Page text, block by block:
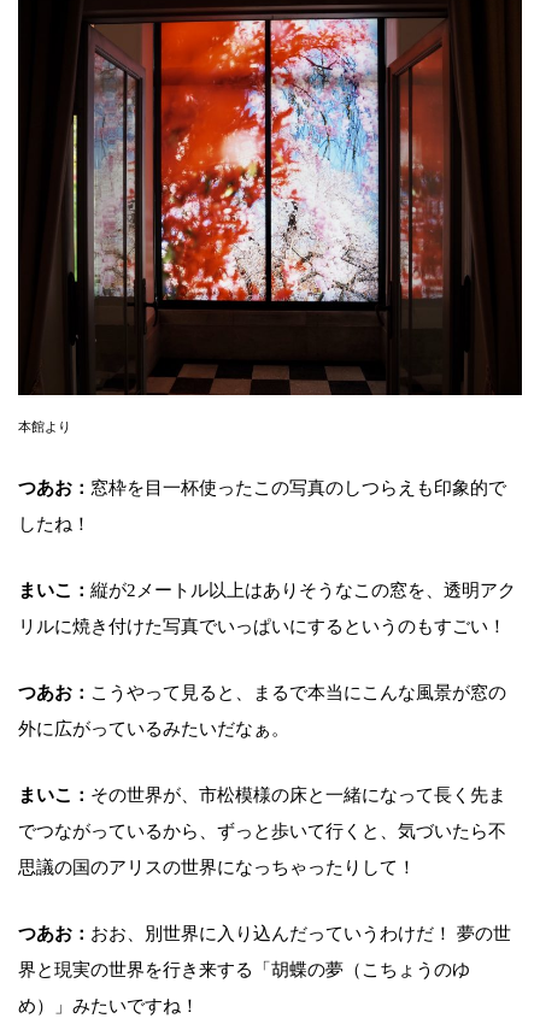
本館より
つあお： 窓枠を目一杯使ったこの写真のしつらえも印象的で
したね！
まいこ： 縦が2メートル以上はありそうなこの窓を、透明アク
リルに焼き付けた写真でいっぱいにするというのもすごい！
つあお： こうやって見ると、まるで本当にこんな風景が窓の
外に広がっているみたいだなぁ。
まいこ： その世界が、市松模様の床と一緒になって長く先ま
でつながっているから、ずっと歩いて行くと、気づいたら不
思議の国のアリスの世界になっちゃったりして！
つあお： おお、別世界に入り込んだっていうわけだ！ 夢の世
界と現実の世界を行き来する「胡蝶の夢（こちょうのゆ
め）」みたいですね！